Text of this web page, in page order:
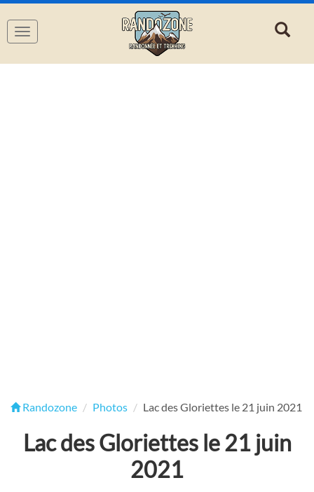
Navigation
Randozone Photos Lac des Gloriettes le 21 juin 2021
Lac des Gloriettes le 21 juin
2021